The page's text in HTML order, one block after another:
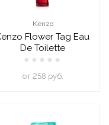
Kenzo
Flower Tag Eau
De Toilette
oт 258 руб.